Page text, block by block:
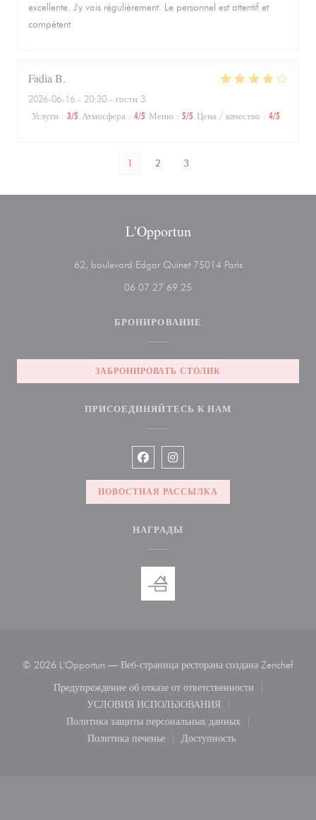
excellente. J'y vais régulièrement. Le personnel est attentif et
compétent
Fadia B
2026-06-16 - 20:30 - гости 3
Услуги : 3/5 Атмосфера : 4/5 Меню : 5/5 Цена / качество : 4/5
1 2 3
L'Opportun
62, boulevard Edgar Quinet 75014 Paris((открывается в
06 07 27 69 25
БРОНИРОВАНИЕ
ЗАБРОНИРОВАТЬ СТОЛИК
ПРИСОЕДИНЯЙТЕСЬ К НАМ
Facebook ((открывается в новом
Instagram ((открывается в
НОВОСТНАЯ РАССЫЛКА
НАГРАДЫ
© 2026 L'Opportun — Веб-страница ресторана создана Zenchef
Предупреждение об отказе от ответственности
УСЛОВИЯ ИСПОЛЬЗОВАНИЯ
Политика защиты персональных данных
((открывается в новом окне))
Политика печенье
((открывается в новом окне))
Доступность